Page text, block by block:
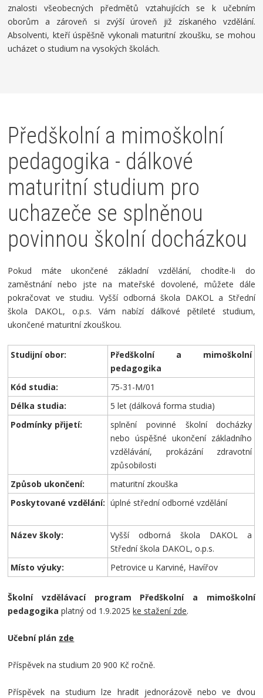
znalosti všeobecných předmětů vztahujících se k učebním
oborům a zároveň si zvýší úroveň již získaného vzdělání.
Absolventi, kteří úspěšně vykonali maturitní zkoušku, se mohou
ucházet o studium na vysokých školách.
Předškolní a mimoškolní
pedagogika - dálkové
maturitní studium pro
uchazeče se splněnou
povinnou školní docházkou
Pokud máte ukončené základní vzdělání, chodíte-li do
zaměstnání nebo jste na mateřské dovolené, můžete dále
pokračovat ve studiu. Vyšší odborná škola DAKOL a Střední
škola DAKOL, o.p.s. Vám nabízí dálkové pětileté studium,
ukončené maturitní zkouškou.
Studijní obor:
Předškolní a mimoškolní
pedagogika
Kód studia:
75-31-M/01
Délka studia:
5 let (dálková forma studia)
Podmínky přijetí:
splnění povinné školní docházky
nebo úspěšné ukončení základního
vzdělávání, prokázání zdravotní
způsobilosti
Způsob ukončení:
maturitní zkouška
Poskytované vzdělání: úplné střední odborné vzdělání
Název školy:
Vyšší odborná škola DAKOL a
Střední škola DAKOL, o.p.s.
Místo výuky:
Petrovice u Karviné, Havířov
Školní vzdělávací program Předškolní a mimoškolní
pedagogikaplatný od 1.9.2025ke stažení zde.
Učební plán zde
Příspěvek na studium 20 900 Kč ročně.
Příspěvek na studium lze hradit jednorázově nebo ve dvou